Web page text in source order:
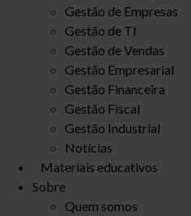
Gestão de Empresas
Gestão de TI
Gestão de Vendas
Gestão Empresarial
Gestão Financeira
Gestão Fiscal
Gestão Industrial
Notícias
Materiais educativos
Sobre
Quem somos